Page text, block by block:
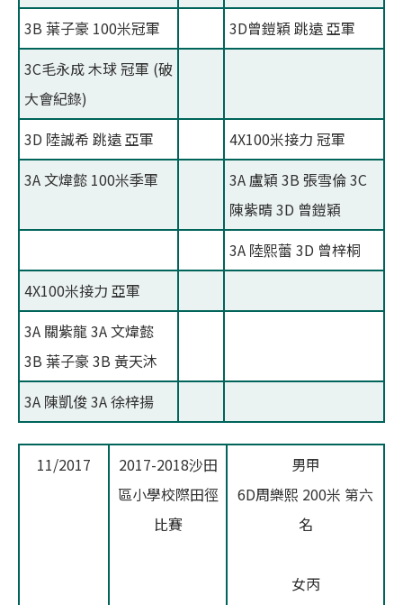
3B 葉子豪 100米冠軍
3D曾鎧穎 跳遠 亞軍
3C毛永成 木球 冠軍 (破
大會紀錄)
3D 陸誠希 跳遠 亞軍
4X100米接力 冠軍
3A 文煒懿 100米季軍
3A 盧穎 3B 張雪倫 3C
陳紫晴 3D 曾鎧穎
3A 陸熙蕾 3D 曾梓桐
4X100米接力 亞軍
3A 關紫龍 3A 文煒懿
3B 葉子豪 3B 黃天沐
3A 陳凱俊 3A 徐梓揚
11/2017
2017-2018沙田
區小學校際田徑
比賽
男甲
6D周樂熙 200米 第六
名
女丙